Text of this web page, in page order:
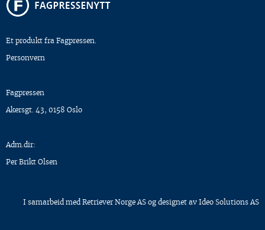
Et produkt fra Fagpressen.
Personvern
Fagpressen
Akersgt. 43, 0158 Oslo
Adm.dir:
Per Brikt Olsen
I samarbeid med Retriever Norge AS og designet av Ideo Solutions AS